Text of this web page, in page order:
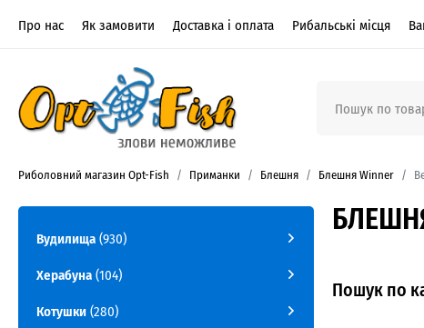
Про нас Як замовити Доставка і оплата Рибальські місця
Риболовний магазин Opt-Fish Приманки Блешня Блешня Winner
Пошук по
Вудилища(930)
Херабуна(104)
Котушки(280)